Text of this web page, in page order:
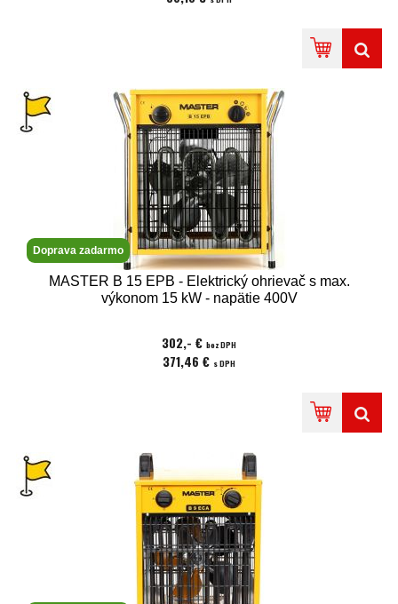
Doprava zadarmo
MASTER B 15 EPB - Elektrický ohrievač s max.
výkonom 15 kW - napätie 400V
302,- € bez DPH
371,46 € s DPH